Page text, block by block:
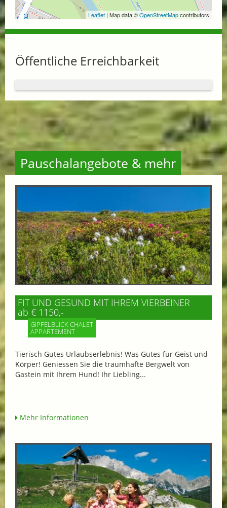
Leaflet| Map data ©OpenStreetMapcontributors
Öffentliche Erreichbarkeit
Pauschalangebote & mehr
FIT UND GESUND MIT IHREM VIERBEINER
ab € 1150,-
GIPFELBLICK CHALET
APPARTEMENT
Tierisch Gutes Urlaubserlebnis! Was Gutes für Geist und
Körper! Geniessen Sie die traumhafte Bergwelt von
Gastein mit Ihrem Hund! Ihr Liebling...
Mehr Informationen